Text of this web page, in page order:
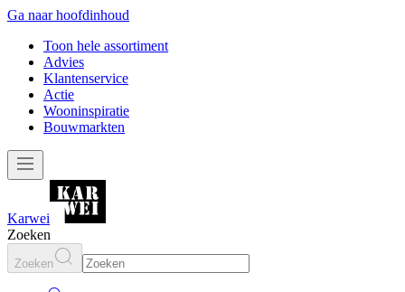
Ga naar hoofdinhoud
Toon hele assortiment
Advies
Klantenservice
Actie
Wooninspiratie
Bouwmarkten
Karwei
Zoeken
Zoeken